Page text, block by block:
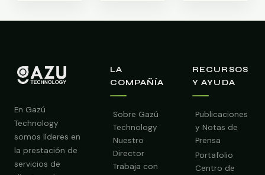
En Gazú
Technology
somos líderes en
la prestación de
servicios de
LA
COMPAÑÍA
Sobre Gazú
Technology
Nuestro
Director
Trabaja con
RECURSOS
Y AYUDA
Publicaciones
y Notas de
Prensa
Portafolio
Centro de